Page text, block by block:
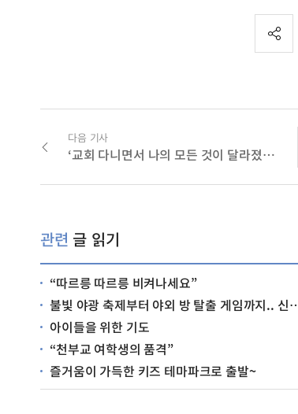
다음 기사
‘교회 다니면서 나의 모든 것이 달라졌어요’ (류보은, 중2/가야교회)
관련 글 읽기
“따르릉 따르릉 비켜나세요”
불빛 야광 축제부터 야외 방 탈출 게임까지.. 신앙촌 캠프 역시 최고!
아이들을 위한 기도
“천부교 여학생의 품격”
즐거움이 가득한 키즈 테마파크로 출발~